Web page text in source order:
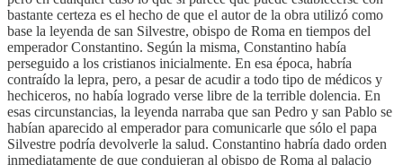
bastante certeza es el hecho de que el autor de la obra utilizó como
base la leyenda de san Silvestre, obispo de Roma en tiempos del
emperador Constantino. Según la misma, Constantino había
perseguido a los cristianos inicialmente. En esa época, habría
contraído la lepra, pero, a pesar de acudir a todo tipo de médicos y
hechiceros, no había logrado verse libre de la terrible dolencia. En
esas circunstancias, la leyenda narraba que san Pedro y san Pablo se
habían aparecido al emperador para comunicarle que sólo el papa
Silvestre podría devolverle la salud. Constantino habría dado orden
inmediatamente de que condujeran al obispo de Roma al palacio